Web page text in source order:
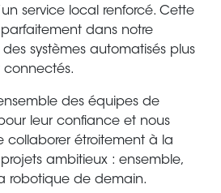
service local renforcé. Cette
dans notre
systèmes automatisés plus
connectés.
des équipes de
leur confiance et nous
collaborer étroitement à la
ambitieux : ensemble,
robotique de demain.